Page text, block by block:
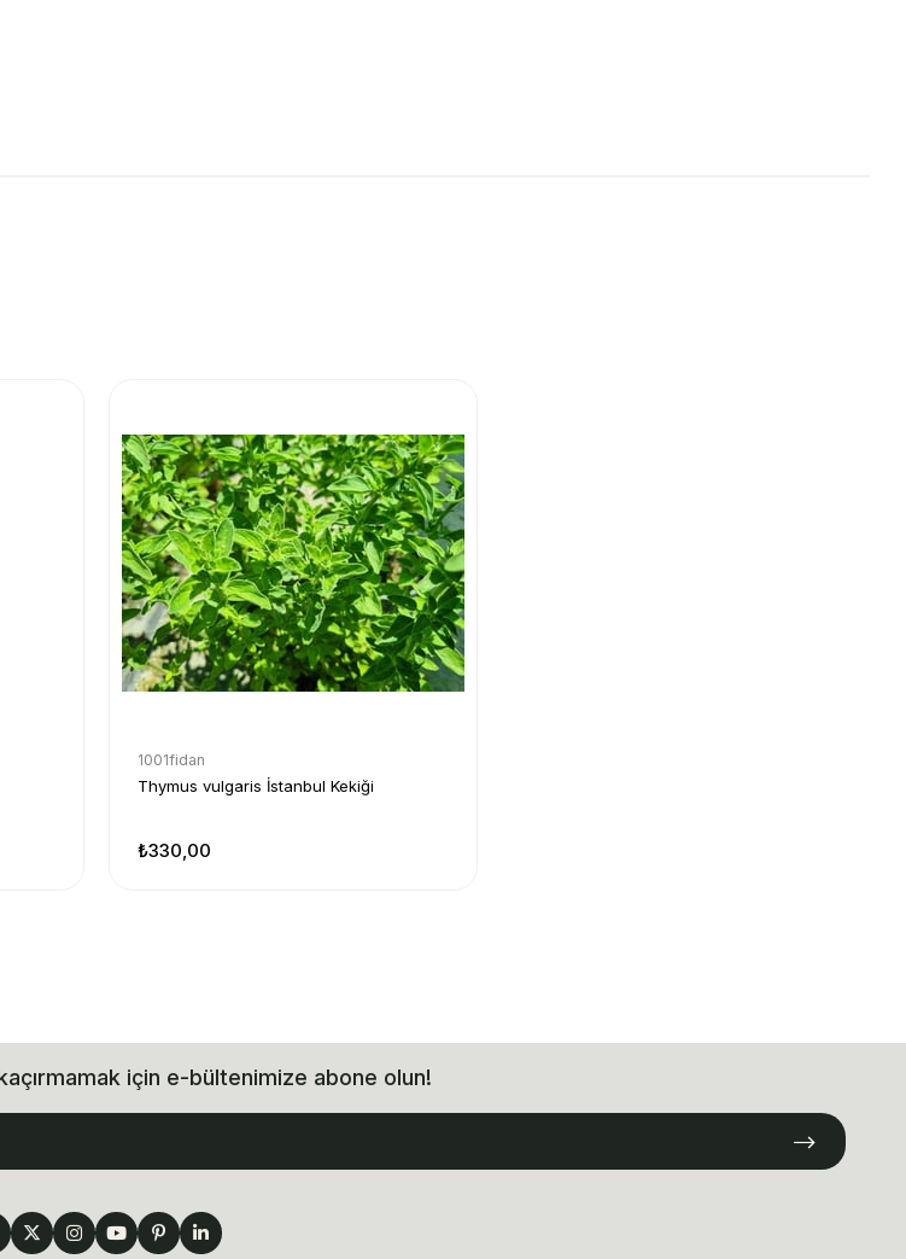
1001fidan
Thymus vulgaris İstanbul Kekiği
₺330,00
için e-bültenimize abone olun!